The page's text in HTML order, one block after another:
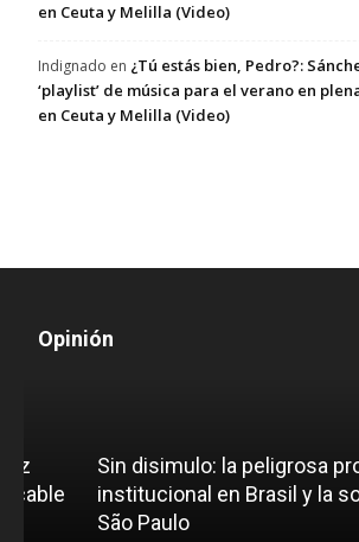
en Ceuta y Melilla (Video)
Indignado en ¿Tú estás bien, Pedro?:
‘playlist’ de música para el verano en
en Ceuta y Melilla (Video)
Opinión
Sin disimulo: la peligrosa
institucional en Brasil y la sombra
São Paulo